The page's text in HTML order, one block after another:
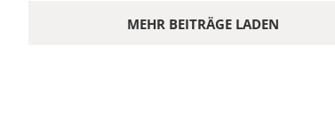
MEHR BEITRÄGE LADEN